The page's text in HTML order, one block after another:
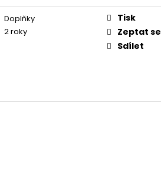
Doplňky
2 roky
Tisk
Zeptat se
Sdílet